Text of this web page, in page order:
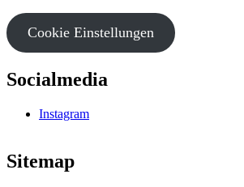
Cookie Einstellungen
Socialmedia
Instagram
Sitemap